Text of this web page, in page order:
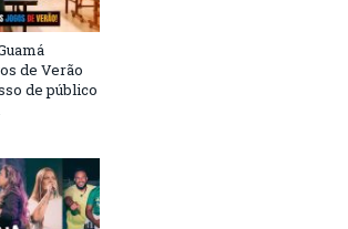
de Verão
de público